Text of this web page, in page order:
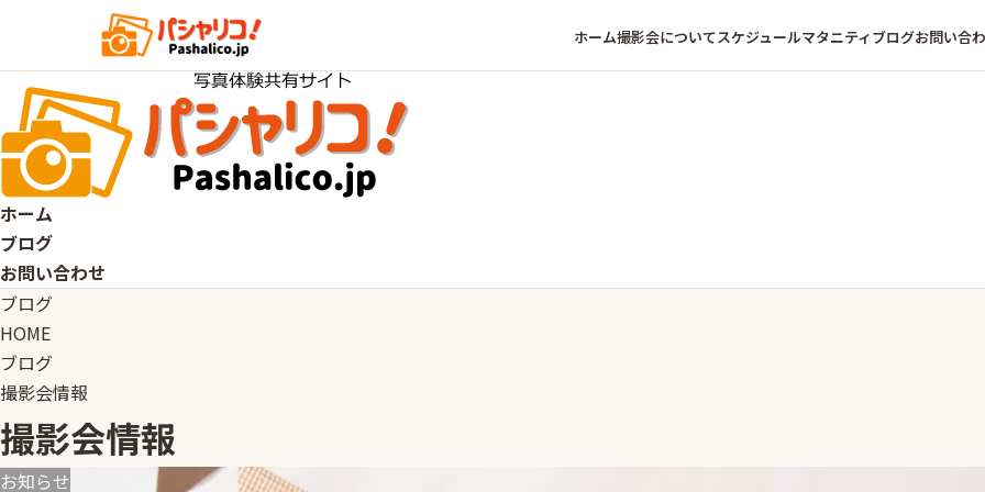
ホーム撮影会についてスケジュールマタニティブログお問い合
ホーム
ブログ
お問い合わせ
ブログ
HOME
ブログ
撮影会情報
撮影会情報
お知らせ